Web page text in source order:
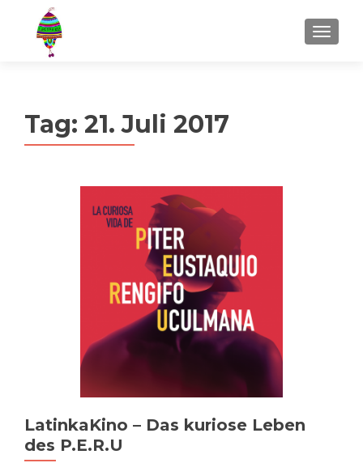
MENU
Tag: 21. Juli 2017
LatinkaKino – Das kuriose Leben
des P.E.R.U